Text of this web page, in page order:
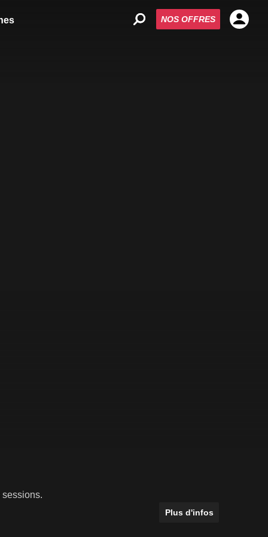
NOS OFFRES
Plus d'infos